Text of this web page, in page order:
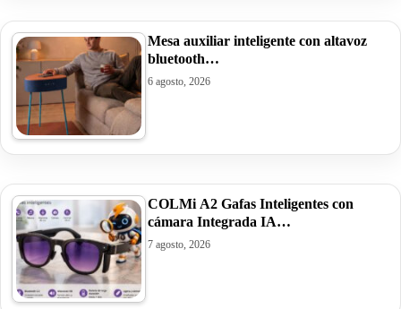
Mesa auxiliar inteligente con altavoz
bluetooth…
6 agosto, 2026
COLMi A2 Gafas Inteligentes con
cámara Integrada IA…
7 agosto, 2026